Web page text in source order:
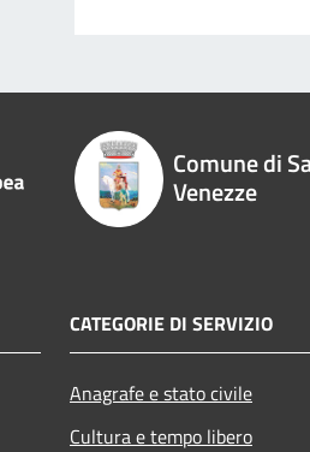
Comune di
Venezze
CATEGORIE DI SERVIZIO
Anagrafe e stato civile
Cultura e tempo libero